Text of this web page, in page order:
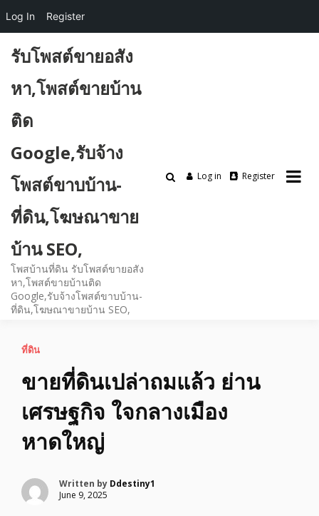
content
รับโพสต์ขายอสัง
หา,โพสต์ขายบ้าน
ติด
Google,รับจ้าง
โพสต์ขาบบ้าน-
ที่ดิน,โฆษณาขาย
บ้าน SEO,
โพสบ้านที่ดิน รับโพสต์ขายอสัง
หา,โพสต์ขายบ้านติด
Google,รับจ้างโพสต์ขาบบ้าน-
ที่ดิน,โฆษณาขายบ้าน SEO,
Log in Register
ที่ดิน
ขายที่ดินเปล่าถมแล้ว ย่าน
เศรษฐกิจ ใจกลางเมือง
หาดใหญ่
Written by Ddestiny1
June 9, 2025
Log In Register